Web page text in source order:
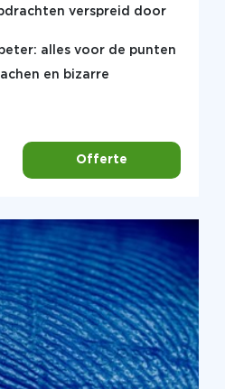
verspreid door
alles voor de punten
en bizarre
Offerte